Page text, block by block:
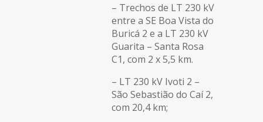
– Trechos de LT 230 kV
entre a SE Boa Vista do
Buricá 2 e a LT 230 kV
Guarita – Santa Rosa
C1, com 2 x 5,5 km.
– LT 230 kV Ivoti 2 –
São Sebastião do Caí 2,
com 20,4 km;